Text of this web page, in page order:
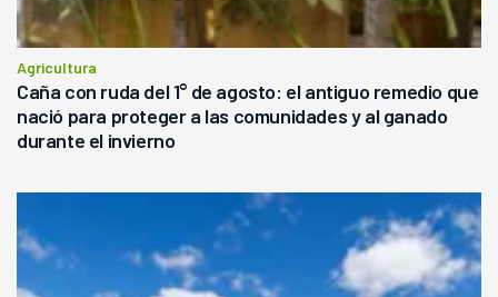
Agricultura
Caña con ruda del 1° de agosto: el antiguo remedio que
nació para proteger a las comunidades y al ganado
durante el invierno